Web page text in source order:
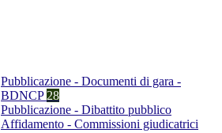
Pubblicazione - Documenti di gara -
BDNCP 28
Pubblicazione - Dibattito pubblico
Affidamento - Commissioni giudicatrici